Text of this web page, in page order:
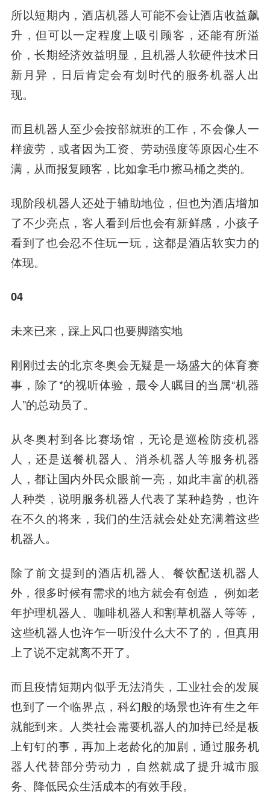
所以短期内，酒店机器人可能不会让酒店收益飙
升，但可以一定程度上吸引顾客，还能有所溢
价，长期经济效益明显，且机器人软硬件技术日
新月异，日后肯定会有划时代的服务机器人出
现。
而且机器人至少会按部就班的工作，不会像人一
样疲劳，或者因为工资、劳动强度等原因心生不
满，从而报复顾客，比如拿毛巾擦马桶之类的。
现阶段机器人还处于辅助地位，但也为酒店增加
了不少亮点，客人看到后也会有新鲜感，小孩子
看到了也会忍不住玩一玩，这都是酒店软实力的
体现。
04
未来已来，踩上风口也要脚踏实地
刚刚过去的北京冬奥会无疑是一场盛大的体育赛
事，除了*的视听体验，最令人瞩目的当属“机器
人”的总动员了。
从冬奥村到各比赛场馆，无论是巡检防疫机器
人，还是送餐机器人、消杀机器人等服务机器
人，都让国内外民众眼前一亮，如此丰富的机器
人种类，说明服务机器人代表了某种趋势，也许
在不久的将来，我们的生活就会处处充满着这些
机器人。
除了前文提到的酒店机器人、餐饮配送机器人
外，很多时候有需求的地方就会有创造， 例如老
年护理机器人、咖啡机器人和割草机器人等等，
这些机器人也许乍一听没什么大不了的，但真用
上了说不定就离不开了。
而且疫情短期内似乎无法消失，工业社会的发展
也到了一个临界点，科幻般的场景也许有生之年
就能到来。人类社会需要机器人的加持已经是板
上钉钉的事，再加上老龄化的加剧，通过服务机
器人代替部分劳动力，自然就成了提升城市服
务、降低民众生活成本的有效手段。